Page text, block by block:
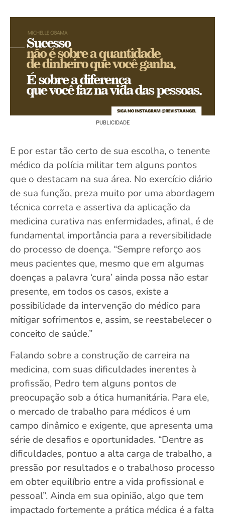
PUBLICIDADE
E por estar tão certo de sua escolha, o tenente
médico da polícia militar tem alguns pontos
que o destacam na sua área. No exercício diário
de sua função, preza muito por uma abordagem
técnica correta e assertiva da aplicação da
medicina curativa nas enfermidades, afinal, é de
fundamental importância para a reversibilidade
do processo de doença. “Sempre reforço aos
meus pacientes que, mesmo que em algumas
doenças a palavra ‘cura’ ainda possa não estar
presente, em todos os casos, existe a
possibilidade da intervenção do médico para
mitigar sofrimentos e, assim, se reestabelecer o
conceito de saúde.”
Falando sobre a construção de carreira na
medicina, com suas dificuldades inerentes à
profissão, Pedro tem alguns pontos de
preocupação sob a ótica humanitária. Para ele,
o mercado de trabalho para médicos é um
campo dinâmico e exigente, que apresenta uma
série de desafios e oportunidades. “Dentre as
dificuldades, pontuo a alta carga de trabalho, a
pressão por resultados e o trabalhoso processo
em obter equilíbrio entre a vida profissional e
pessoal”. Ainda em sua opinião, algo que tem
impactado fortemente a prática médica é a falta